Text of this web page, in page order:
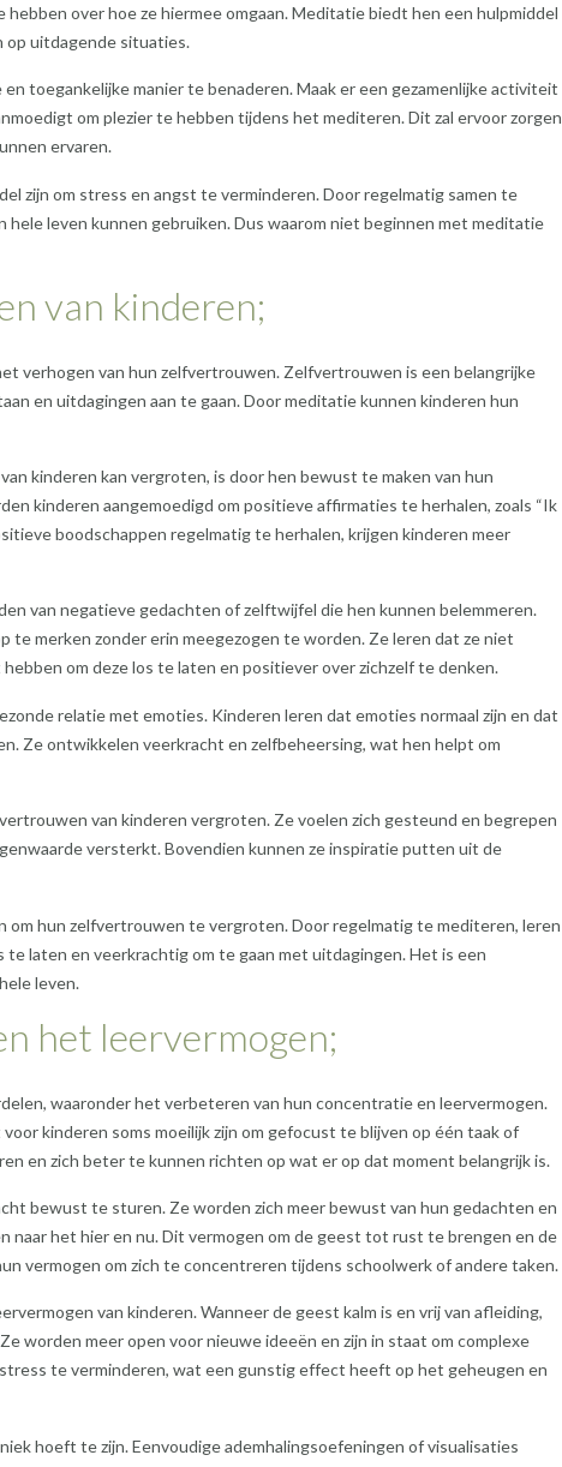
over hoe ze hiermee omgaan. Meditatie biedt hen een hulpmiddel
op uitdagende situaties.
toegankelijke manier te benaderen. Maak er een gezamenlijke activiteit
om plezier te hebben tijdens het mediteren. Dit zal ervoor zorgen
ervaren.
zijn om stress en angst te verminderen. Door regelmatig samen te
hele leven kunnen gebruiken. Dus waarom niet beginnen met meditatie
van kinderen;
verhogen van hun zelfvertrouwen. Zelfvertrouwen is een belangrijke
en uitdagingen aan te gaan. Door meditatie kunnen kinderen hun
kinderen kan vergroten, is door hen bewust te maken van hun
kinderen aangemoedigd om positieve affirmaties te herhalen, zoals “Ik
boodschappen regelmatig te herhalen, krijgen kinderen meer
van negatieve gedachten of zelftwijfel die hen kunnen belemmeren.
te merken zonder erin meegezogen te worden. Ze leren dat ze niet
om deze los te laten en positiever over zichzelf te denken.
relatie met emoties. Kinderen leren dat emoties normaal zijn en dat
Ze ontwikkelen veerkracht en zelfbeheersing, wat hen helpt om
van kinderen vergroten. Ze voelen zich gesteund en begrepen
versterkt. Bovendien kunnen ze inspiratie putten uit de
om hun zelfvertrouwen te vergroten. Door regelmatig te mediteren, leren
laten en veerkrachtig om te gaan met uitdagingen. Het is een
leven.
het leervermogen;
waaronder het verbeteren van hun concentratie en leervermogen.
kinderen soms moeilijk zijn om gefocust te blijven op één taak of
en zich beter te kunnen richten op wat er op dat moment belangrijk is.
bewust te sturen. Ze worden zich meer bewust van hun gedachten en
naar het hier en nu. Dit vermogen om de geest tot rust te brengen en de
vermogen om zich te concentreren tijdens schoolwerk of andere taken.
van kinderen. Wanneer de geest kalm is en vrij van afleiding,
worden meer open voor nieuwe ideeën en zijn in staat om complexe
te verminderen, wat een gunstig effect heeft op het geheugen en
hoeft te zijn. Eenvoudige ademhalingsoefeningen of visualisaties